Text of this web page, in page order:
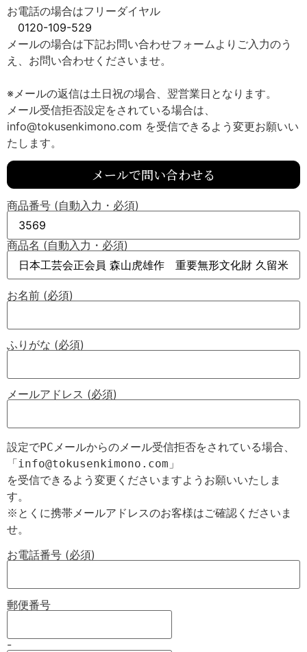
お電話の場合はフリーダイヤル
0120-109-529
メールの場合は下記お問い合わせフォームよりご入力のう
え、お問い合わせくださいませ。
※メールの返信は土日祝の場合、翌営業日となります。
メール受信拒否設定をされている場合は、
info@tokusenkimono.com を受信できるよう変更お願いい
たします。
メールで問い合わせる
商品番号 (自動入力・必須)
商品名 (自動入力・必須)
お名前 (必須)
ふりがな (必須)
メールアドレス (必須)
設定でPCメールからのメール受信拒否をされている場合、
「info@tokusenkimono.com」
を受信できるよう変更くださいますようお願いいたしま
す。
※とくに携帯メールアドレスのお客様はご確認くださいま
お電話番号 (必須)
郵便番号
-